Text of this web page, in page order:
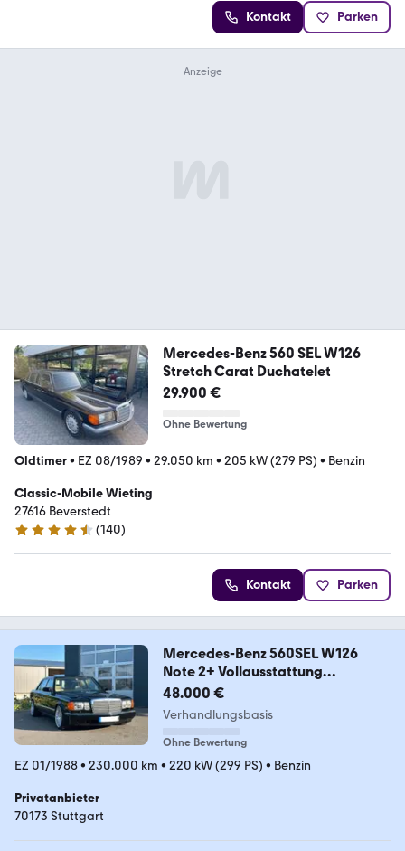
Kontakt Parken
Mercedes-Benz 560 SEL W126
Stretch Carat Duchatelet
29.900 €
Ohne Bewertung
Oldtimer• EZ 08/1989 • 29.050 km • 205 kW (279 PS) • Benzin
Classic-Mobile Wieting
27616 Beverstedt
4.7 Sterne
(140)
Kontakt Parken
Mercedes-Benz 560SEL W126
Note 2+ Vollausstattung
Sammlerst.
48.000 €
Verhandlungsbasis
Ohne Bewertung
EZ 01/1988• 230.000 km • 220 kW (299 PS) • Benzin
Privatanbieter
70173 Stuttgart